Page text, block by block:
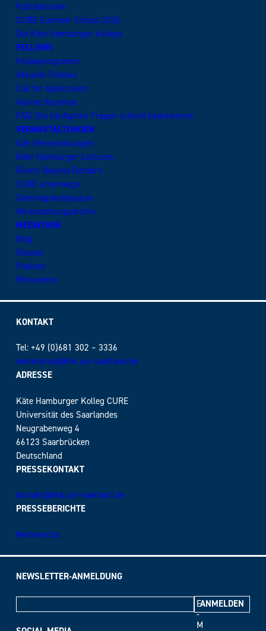
Publikationen
CURE Summer School 2026
Die Käte Hamburger Kollegs
FELLOWS
Fellowprogramm
Aktuelle Fellows
Call for Application
Alumni:Alumnae
FAQ: Die häufigsten Fragen schnell beantwortet
VERANSTALTUNGEN
Alle Veranstaltungen
Käte Hamburger Lectures
Rivers Beyond Borders
CURE unterwegs
Dienstagskolloquium
Veranstaltungsarchiv
MEDIATHEK
Blog
Glossar
Podcast
Rhinozeros
KONTAKT
Tel: +49 (0)681 302 – 3336
sekretariat@khk.uni-saarland.de
ADRESSE
Käte Hamburger Kolleg CURE
Universität des Saarlandes
Neugrabenweg 4
66123 Saarbrücken
Deutschland
PRESSEKONTAKT
kontakt@khk.uni-saarland.de
PRESSEBERICHTE
Medienecho
NEWSLETTER-ANMELDUNG
E
-
M